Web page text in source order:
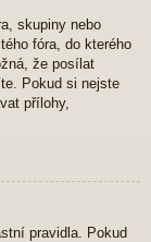
skupiny nebo
fóra, do kterého
že posílat
Pokud si nejste
přílohy,
pravidla. Pokud